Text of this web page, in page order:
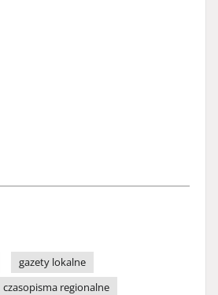
gazety lokalne
czasopisma regionalne